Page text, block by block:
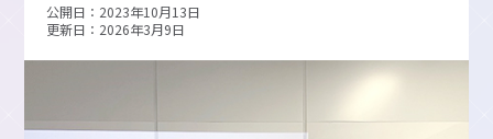
公開日：2023年10月13日
更新日：2026年3月9日